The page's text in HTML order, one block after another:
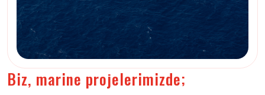
Biz, marine projelerimizde;